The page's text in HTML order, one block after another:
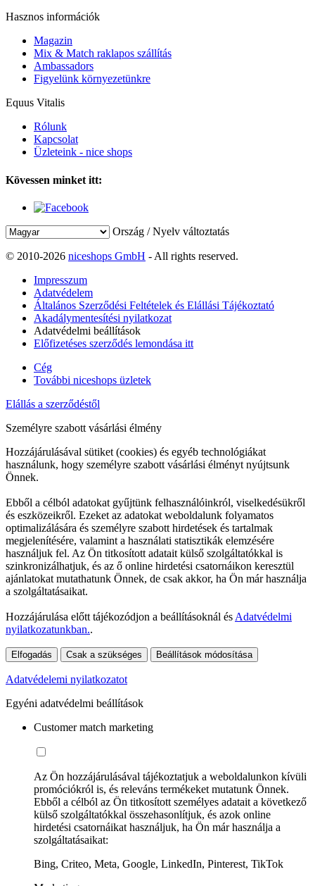
Hasznos információk
Magazin
Mix & Match raklapos szállítás
Ambassadors
Figyelünk környezetünkre
Equus Vitalis
Rólunk
Kapcsolat
Üzleteink - nice shops
Kövessen minket itt:
Ország / Nyelv változtatás
© 2010-2026 niceshops GmbH - All rights reserved.
Impresszum
Adatvédelem
Általános Szerződési Feltételek és Elállási Tájékoztató
Akadálymentesítési nyilatkozat
Adatvédelmi beállítások
Előfizetéses szerződés lemondása itt
Cég
További niceshops üzletek
Elállás a szerződéstől
Személyre szabott vásárlási élmény
Hozzájárulásával sütiket (cookies) és egyéb technológiákat
használunk, hogy személyre szabott vásárlási élményt nyújtsunk
Önnek.
Ebből a célból adatokat gyűjtünk felhasználóinkról, viselkedésükről
és eszközeikről. Ezeket az adatokat weboldalunk folyamatos
optimalizálására és személyre szabott hirdetések és tartalmak
megjelenítésére, valamint a használati statisztikák elemzésére
használjuk fel. Az Ön titkosított adatait külső szolgáltatókkal is
szinkronizálhatjuk, és az ő online hirdetési csatornáikon keresztül
ajánlatokat mutathatunk Önnek, de csak akkor, ha Ön már használja
a szolgáltatásaikat.
Hozzájárulása előtt tájékozódjon a beállításoknál és Adatvédelmi
nyilatkozatunkban..
Elfogadás Csak a szükséges Beállítások módosítása
Adatvédelemi nyilatkozatot
Egyéni adatvédelmi beállítások
Customer match marketing
Az Ön hozzájárulásával tájékoztatjuk a weboldalunkon kívüli
promóciókról is, és releváns termékeket mutatunk Önnek.
Ebből a célból az Ön titkosított személyes adatait a következő
külső szolgáltatókkal összehasonlítjuk, és azok online
hirdetési csatornáikat használjuk, ha Ön már használja a
szolgáltatásaikat:
Bing, Criteo, Meta, Google, LinkedIn, Pinterest, TikTok